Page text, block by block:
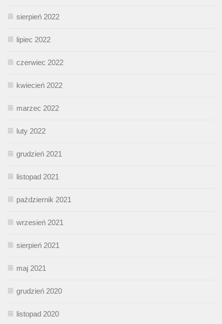
sierpień 2022
lipiec 2022
czerwiec 2022
kwiecień 2022
marzec 2022
luty 2022
grudzień 2021
listopad 2021
październik 2021
wrzesień 2021
sierpień 2021
maj 2021
grudzień 2020
listopad 2020